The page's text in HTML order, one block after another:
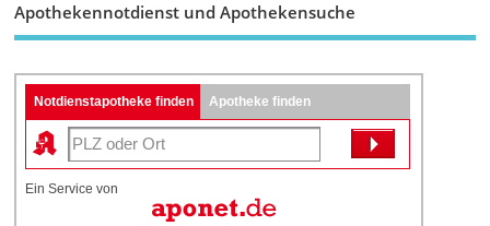
Apothekennotdienst und Apothekensuche
Notdienstapotheke finden Apotheke finden
Ein Service von